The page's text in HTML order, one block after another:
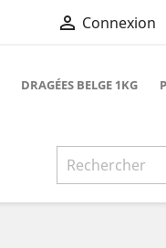
 Connexion
DRAGÉES BELGE 1KG